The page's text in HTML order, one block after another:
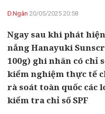
D.Ngân 20/05/2025 20:58
Ngay sau khi phát
nắng Hanayuki
100g) ghi nhãn có chỉ
kiểm nghiệm thực tế
rà soát toàn quốc các
kiểm tra chỉ số SPF